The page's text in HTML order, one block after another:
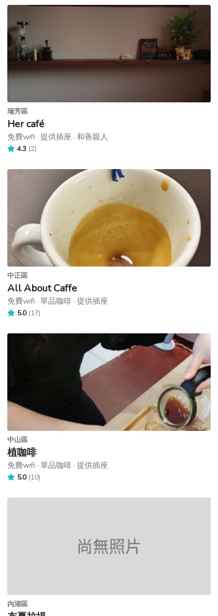
瑞芳區
Her café
免費wifi · 提供插座 · 和善親人
4.3 (2)
中正區
All About Caffe
免費wifi · 單品咖啡 · 提供插座
5.0 (17)
中山區
植咖啡
免費wifi · 單品咖啡 · 提供插座
5.0 (10)
內湖區